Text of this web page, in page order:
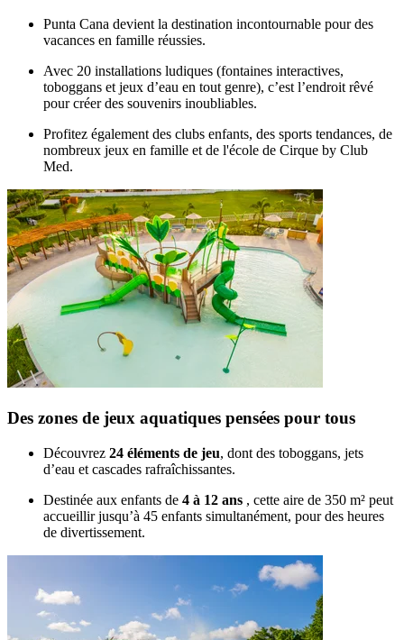
Punta Cana devient la destination incontournable pour des
vacances en famille réussies.
Avec 20 installations ludiques (fontaines interactives,
toboggans et jeux d’eau en tout genre), c’est l’endroit rêvé
pour créer des souvenirs inoubliables.
Profitez également des clubs enfants, des sports tendances, de
nombreux jeux en famille et de l'école de Cirque by Club
Med.
Des zones de jeux aquatiques pensées pour tous
Découvrez 24 éléments de jeu, dont des toboggans, jets
d’eau et cascades rafraîchissantes.
Destinée aux enfants de 4 à 12 ans , cette aire de 350 m² peut
accueillir jusqu’à 45 enfants simultanément, pour des heures
de divertissement.